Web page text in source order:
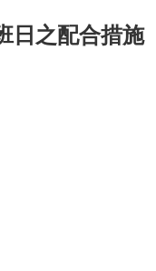
日之配合措施